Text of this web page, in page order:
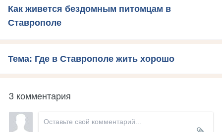
Как живется бездомным питомцам в
Ставрополе
Тема: Где в Ставрополе жить хорошо
3 комментария